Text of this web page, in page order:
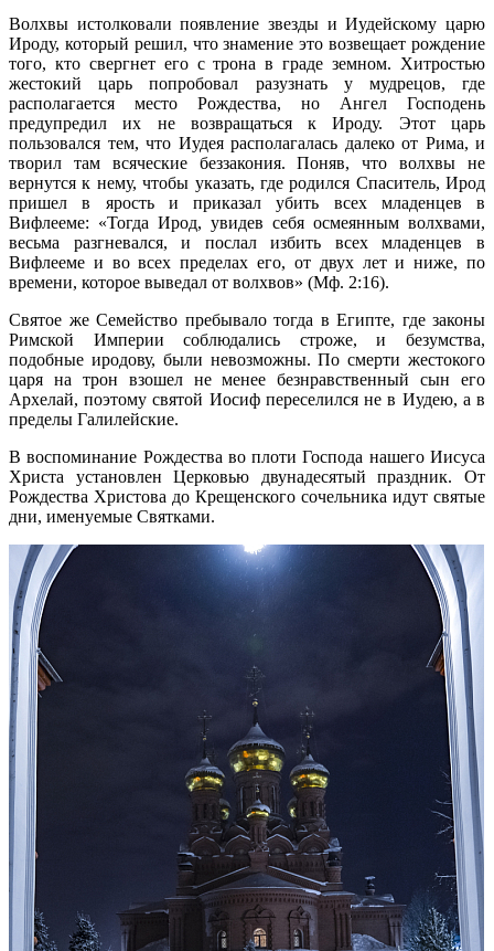
Волхвы истолковали появление звезды и Иудейскому царю
Ироду, который решил, что знамение это возвещает рождение
того, кто свергнет его с трона в граде земном. Хитростью
жестокий царь попробовал разузнать у мудрецов, где
располагается место Рождества, но Ангел Господень
предупредил их не возвращаться к Ироду. Этот царь
пользовался тем, что Иудея располагалась далеко от Рима, и
творил там всяческие беззакония. Поняв, что волхвы не
вернутся к нему, чтобы указать, где родился Спаситель, Ирод
пришел в ярость и приказал убить всех младенцев в
Вифлееме: «Тогда Ирод, увидев себя осмеянным волхвами,
весьма разгневался, и послал избить всех младенцев в
Вифлееме и во всех пределах его, от двух лет и ниже, по
времени, которое выведал от волхвов» (Мф. 2:16).
Святое же Семейство пребывало тогда в Египте, где законы
Римской Империи соблюдались строже, и безумства,
подобные иродову, были невозможны. По смерти жестокого
царя на трон взошел не менее безнравственный сын его
Архелай, поэтому святой Иосиф переселился не в Иудею, а в
пределы Галилейские.
В воспоминание Рождества во плоти Господа нашего Иисуса
Христа установлен Церковью двунадесятый праздник. От
Рождества Христова до Крещенского сочельника идут святые
дни, именуемые Святками.